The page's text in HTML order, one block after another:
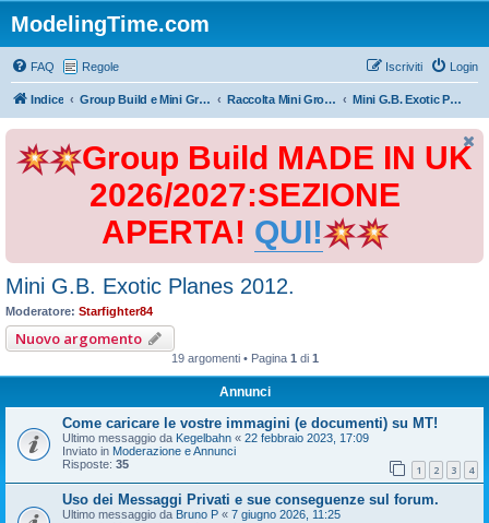
ModelingTime.com
FAQ Regole Login
Iscriviti
Indice Group Build e Mini Group Build Raccolta Mini Group Build Mini G.B. Exotic Planes 2012.
Group Build MADE IN UK
2026/2027:SEZIONE
APERTA! QUI!
Mini G.B. Exotic Planes 2012.
Moderatore: Starfighter84
Nuovo argomento
19 argomenti • Pagina 1 di 1
Annunci
Come caricare le vostre immagini (e documenti) su MT!
Ultimo messaggio da Kegelbahn « 22 febbraio 2023, 17:09
Inviato in Moderazione e Annunci
Risposte: 35 1 2 3 4
Uso dei Messaggi Privati e sue conseguenze sul forum.
Ultimo messaggio da Bruno P « 7 giugno 2026, 11:25